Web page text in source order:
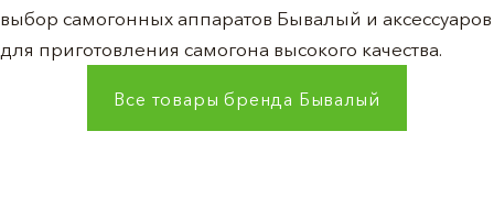
выбор самогонных аппаратов Бывалый и аксессуаров
для приготовления самогона высокого качества.
Все товары бренда Бывалый